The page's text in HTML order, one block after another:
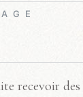
recevoir des